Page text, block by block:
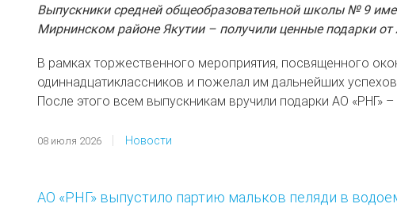
Выпускники средней общеобразовательной школы № 9
Мирнинском районе Якутии – получили ценные подарки от
В рамках торжественного мероприятия, посвященного
одиннадцатиклассников и пожелал им дальнейших
После этого всем выпускникам вручили подарки АО «РНГ»
08 июля 2026 Новости
АО «РНГ» выпустило партию мальков пеляди в